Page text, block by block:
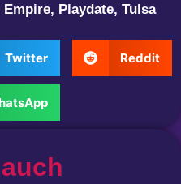
Empire, Playdate, Tulsa
Twitter Reddit